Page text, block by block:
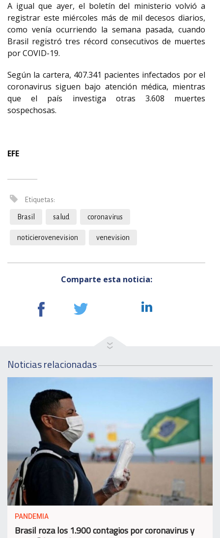
A igual que ayer, el boletín del ministerio volvió a
registrar este miércoles más de mil decesos diarios,
como venía ocurriendo la semana pasada, cuando
Brasil registró tres récord consecutivos de muertes
por COVID-19.
Según la cartera, 407.341 pacientes infectados por el
coronavirus siguen bajo atención médica, mientras
que el país investiga otras 3.608 muertes
sospechosas.
EFE
Etiquetas:
Brasil salud coronavirus
noticierovenevision venevision
Comparte esta noticia:
Noticias relacionadas
PANDEMIA
Brasil roza los 1.900 contagios por coronavirus y